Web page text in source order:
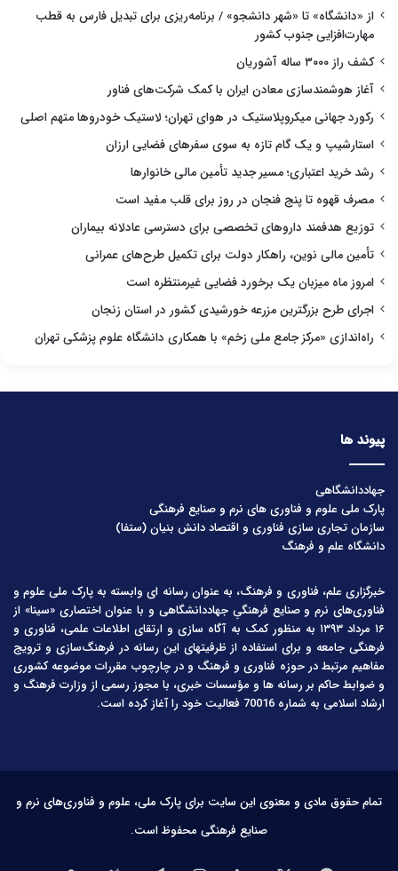
از «دانشگاه» تا «شهر دانشجو» / برنامه‌ریزی برای تبدیل فارس به قطب
مهارت‌افزایی جنوب کشور
کشف راز ۳۰۰۰ ساله آشوریان
آغاز هوشمندسازی معادن ایران با کمک شرکت‌های فناور
رکورد جهانی میکروپلاستیک در هوای تهران؛ لاستیک خودروها متهم اصلی
استارشیپ و یک گام تازه به سوی سفرهای فضایی ارزان
رشد خرید اعتباری؛ مسیر جدید تأمین مالی خانوارها
مصرف قهوه تا پنج فنجان در روز برای قلب مفید است
توزیع هدفمند داروهای تخصصی برای دسترسی عادلانه بیماران
تأمین مالی نوین، راهکار دولت برای تکمیل طرح‌های عمرانی
امروز ماه میزبان یک برخورد فضایی غیرمنتظره است
اجرای طرح بزرگترین مزرعه خورشیدی کشور در استان زنجان
راه‌اندازی «مرکز جامع ملی زخم» با همکاری دانشگاه علوم پزشکی تهران
پیوند ها
جهاددانشگاهی
پارک ملی علوم و فناوری های نرم و صنایع فرهنگی
سازمان تجاری سازی فناوری و اقتصاد دانش بنیان (ستفا)
دانشگاه علم و فرهنگ
خبرگزاری علم، فناوری و فرهنگ، به عنوان رسانه ای وابسته به پارک ملی علوم و
فناوری‌های نرم و صنایع فرهنگیِ جهاددانشگاهی و با عنوان اختصاری «سینا» از
۱۶ مرداد ۱۳۹۳ به منظور کمک به آگاه سازی و ارتقای اطلاعات علمی، فناوری و
فرهنگی جامعه و برای استفاده از ظرفیتهای این رسانه در فرهنگ‌سازی و ترویج
مفاهیم مرتبط در حوزه فناوری و فرهنگ و در چارچوب مقررات موضوعه کشوری
و ضوابط حاکم بر رسانه ها و مؤسسات خبری، با مجوز رسمی از وزارت فرهنگ و
ارشاد اسلامی به شماره 70016 فعالیت خود را آغاز کرده است.
تمام حقوق مادی و معنوی این سایت برای پارک ملی، علوم و فناوری‌های نرم و
صنایع فرهنگی محفوظ است.